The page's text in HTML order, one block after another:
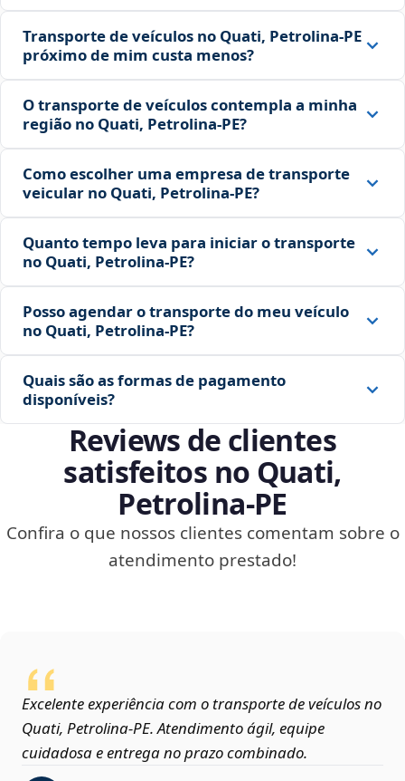
Transporte de veículos no Quati, Petrolina‑PE
próximo de mim custa menos?
O transporte de veículos contempla a minha
região no Quati, Petrolina‑PE?
Como escolher uma empresa de transporte
veicular no Quati, Petrolina‑PE?
Quanto tempo leva para iniciar o transporte
no Quati, Petrolina‑PE?
Posso agendar o transporte do meu veículo
no Quati, Petrolina‑PE?
Quais são as formas de pagamento
disponíveis?
Reviews de clientes
satisfeitos no Quati,
Petrolina‑PE
Confira o que nossos clientes comentam sobre o
atendimento prestado!
Excelente experiência com o transporte de veículos no
Quati, Petrolina‑PE. Atendimento ágil, equipe
cuidadosa e entrega no prazo combinado.